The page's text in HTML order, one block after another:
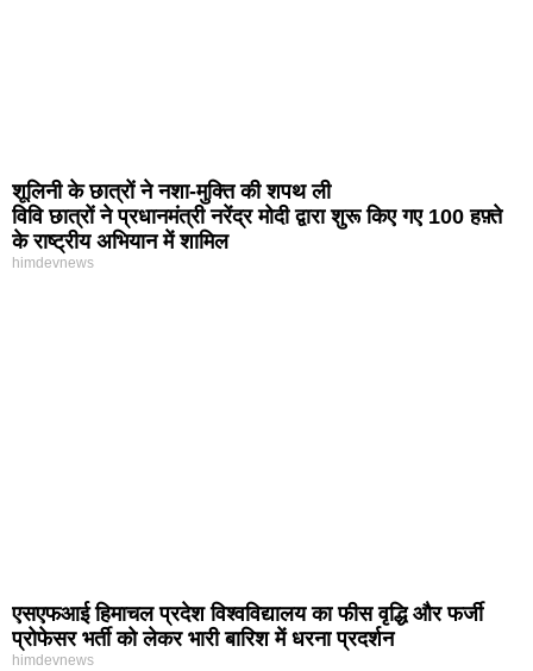
शूलिनी के छात्रों ने नशा-मुक्ति की शपथ ली
विवि छात्रों ने प्रधानमंत्री नरेंद्र मोदी द्वारा शुरू किए गए 100 हफ़्ते
के राष्ट्रीय अभियान में शामिल
himdevnews
एसएफआई हिमाचल प्रदेश विश्वविद्यालय का फीस वृद्धि और फर्जी
प्रोफेसर भर्ती को लेकर भारी बारिश में धरना प्रदर्शन
himdevnews